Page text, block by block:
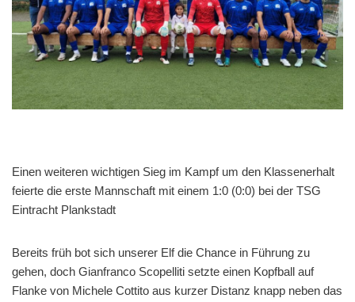
Einen weiteren wichtigen Sieg im Kampf um den Klassenerhalt
feierte die erste Mannschaft mit einem 1:0 (0:0) bei der TSG
Eintracht Plankstadt
Bereits früh bot sich unserer Elf die Chance in Führung zu
gehen, doch Gianfranco Scopelliti setzte einen Kopfball auf
Flanke von Michele Cottito aus kurzer Distanz knapp neben das